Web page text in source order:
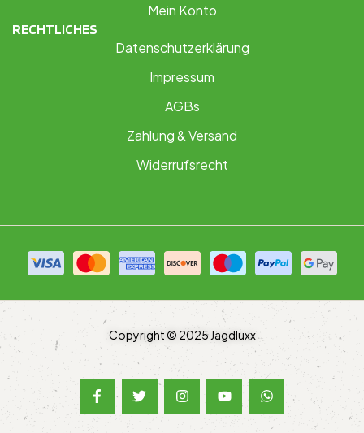
Mein Konto
RECHTLICHES
Datenschutzerklärung
Impressum
AGBs
Zahlung & Versand
Widerrufsrecht
Copyright © 2025 Jagdluxx